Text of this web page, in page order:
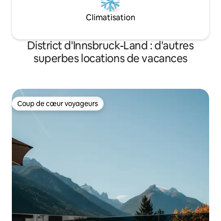
Climatisation
District d'Innsbruck-Land : d'autres
superbes locations de vacances
Coup de cœur voyageurs
Coup de cœur voyageurs